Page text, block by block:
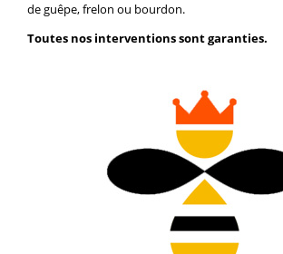
de guêpe, frelon ou bourdon.
Toutes nos interventions sont garanties.